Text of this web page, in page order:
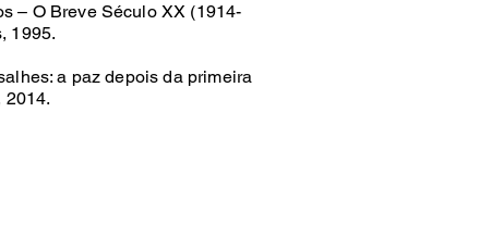
– O Breve Século XX (1914-
1995.
a paz depois da primeira
2014.